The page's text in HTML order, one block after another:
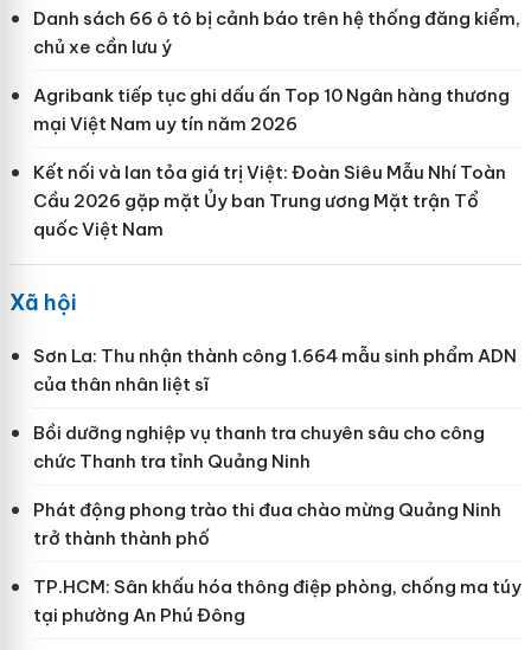
Danh sách 66 ô tô bị cảnh báo trên hệ thống đăng kiểm,
chủ xe cần lưu ý
Agribank tiếp tục ghi dấu ấn Top 10 Ngân hàng thương
mại Việt Nam uy tín năm 2026
Kết nối và lan tỏa giá trị Việt: Đoàn Siêu Mẫu Nhí Toàn
Cầu 2026 gặp mặt Ủy ban Trung ương Mặt trận Tổ
quốc Việt Nam
Xã hội
Sơn La: Thu nhận thành công 1.664 mẫu sinh phẩm ADN
của thân nhân liệt sĩ
Bồi dưỡng nghiệp vụ thanh tra chuyên sâu cho công
chức Thanh tra tỉnh Quảng Ninh
Phát động phong trào thi đua chào mừng Quảng Ninh
trở thành thành phố
TP.HCM: Sân khấu hóa thông điệp phòng, chống ma túy
tại phường An Phú Đông